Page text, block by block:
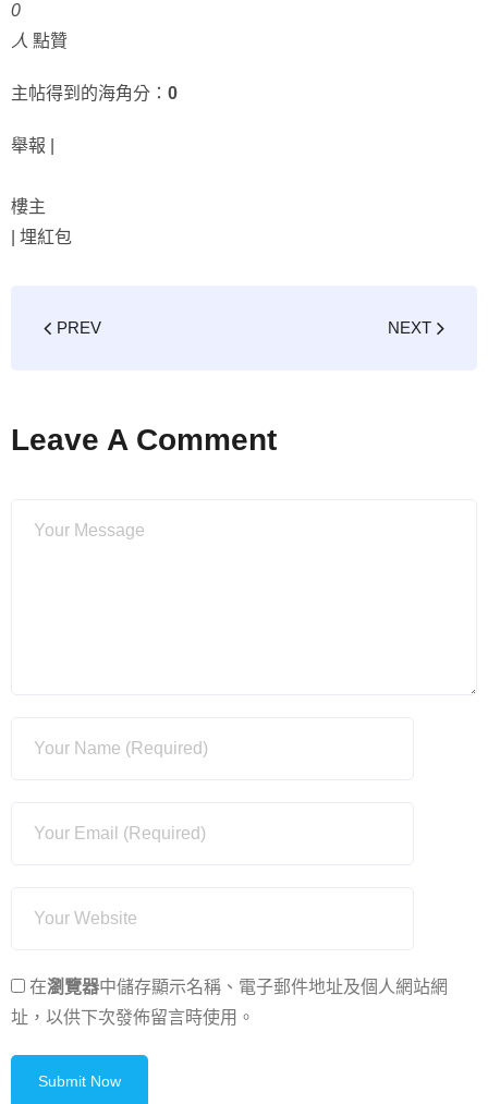
0
人 點贊
主帖得到的海角分： 0
舉報 |
樓主
埋紅包
PREV NEXT
Leave A Comment
在瀏覽器中儲存顯示名稱、電子郵件地址及個人網站網
址，以供下次發佈留言時使用。